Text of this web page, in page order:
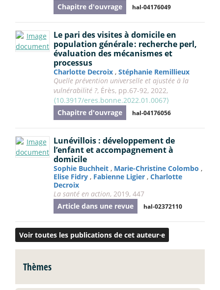
Chapitre d'ouvrage
hal-04176049
Le pari des visites à domicile en
population générale : recherche perl,
évaluation des mécanismes et
processus
Charlotte Decroix , Stéphanie Remillieux
Quelle prévention universelle et ajustée à la
vulnérabilité ?, Érès, pp.67-92, 2022,
⟨10.3917/eres.bonne.2022.01.0067⟩
Chapitre d'ouvrage
hal-04176056
Lunévillois : développement de
l’enfant et accompagnement à
domicile
Sophie Buchheit , Marie-Christine Colombo ,
Elise Fidry , Fabienne Ligier , Charlotte
Decroix
La santé en action, 2019, 447
Article dans une revue
hal-02372110
Voir toutes les publications de cet auteur·e
Thèmes